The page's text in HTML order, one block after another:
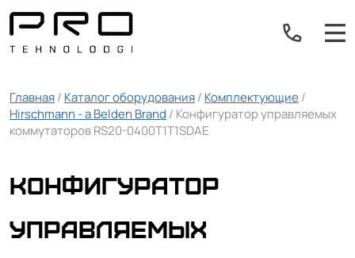
Главная/ Каталог оборудования/ Комплектующие/
Hirschmann - a Belden Brand / Конфигуратор управляемых
коммутаторов RS20-0400T1T1SDAE
Конфигуратор
управляемых